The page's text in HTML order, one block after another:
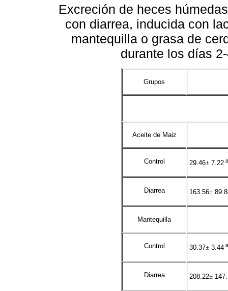
Excreción de heces
con diarrea, inducida con
mantequilla o grasa de
durante los días
Grupos
Aceite de Maiz
Control 29.46± 7.22 a
Diarrea 163.56±
Mantequilla
Control 30.37± 3.44 a
Diarrea 208.22±